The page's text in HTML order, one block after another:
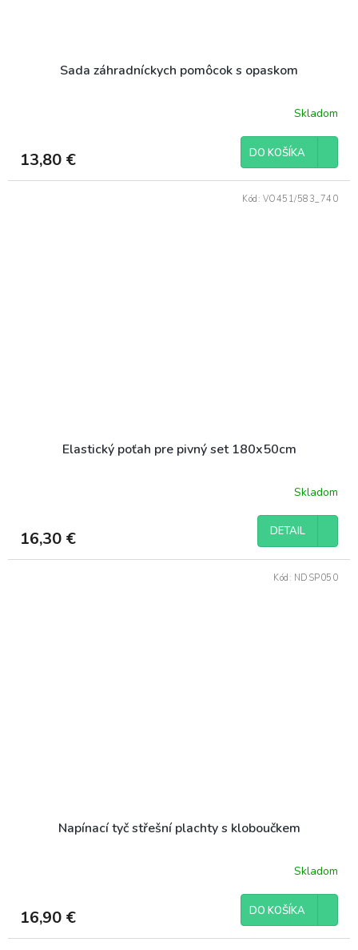
Sada záhradníckych pomôcok s opaskom
Skladom
13,80 € DO KOŠÍKA
Elastický poťah pre pivný set 180x50cm
Skladom
16,30 € DETAIL
Kód: VO451/583_740
Napínací tyč střešní plachty s kloboučkem
Skladom
16,90 € DO KOŠÍKA
Kód: NDSP050